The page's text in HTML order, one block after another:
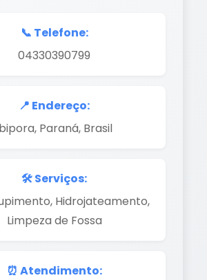
📞 Telefone:
04330390799
📍 Endereço:
Paraná, Brasil
🛠️ Serviços:
Hidrojateamento,
Limpeza de Fossa
⏰ Atendimento: